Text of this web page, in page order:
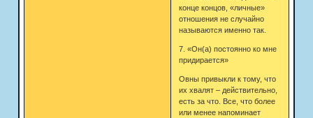
конце концов, «личные»
отношения не случайно
называются именно так.
7. «Он(а) постоянно ко мне
придирается»
Овны привыкли к тому, что
их хвалят – действительно,
есть за что. Все, что более
или менее напоминает